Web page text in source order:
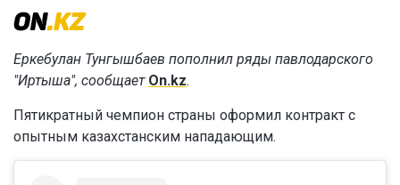
Еркебулан Тунгышбаев пополнил ряды павлодарского
"Иртыша", сообщает On.kz.
Пятикратный чемпион страны оформил контракт с
опытным казахстанским нападающим.